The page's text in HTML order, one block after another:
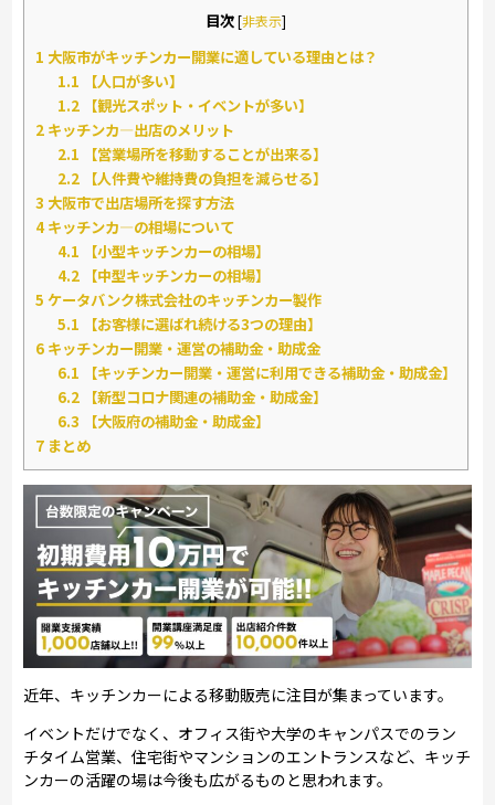
目次[非表示]
1 大阪市がキッチンカー開業に適している理由とは？
1.1 【人口が多い】
1.2 【観光スポット・イベントが多い】
2 キッチンカ―出店のメリット
2.1 【営業場所を移動することが出来る】
2.2 【人件費や維持費の負担を減らせる】
3 大阪市で出店場所を探す方法
4キッチンカ―の相場について
4.1 【小型キッチンカーの相場】
4.2 【中型キッチンカーの相場】
5 ケータバンク株式会社のキッチンカー製作
5.1 【お客様に選ばれ続ける3つの理由】
6 キッチンカー開業・運営の補助金・助成金
6.1 【キッチンカー開業・運営に利用できる補助金・助成金】
6.2 【新型コロナ関連の補助金・助成金】
6.3 【大阪府の補助金・助成金】
7 まとめ
近年、キッチンカーによる移動販売に注目が集まっています。
イベントだけでなく、オフィス街や大学のキャンパスでのラン
チタイム営業、住宅街やマンションのエントランスなど、キッチ
ンカーの活躍の場は今後も広がるものと思われます。